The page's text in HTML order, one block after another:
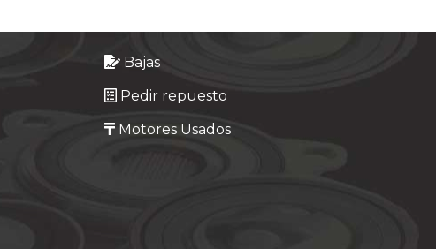
Bajas
Pedir repuesto
Motores Usados